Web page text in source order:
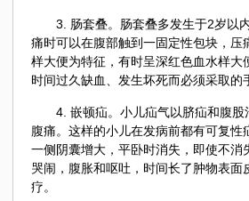
3. 肠套叠。肠套叠多发生于2岁以
痛时可以在腹部触到一固定性包块，
样大便为特征，有时呈深红色血水样
时间过久缺血、发生坏死而必须采取的
4. 嵌顿疝。小儿疝气以脐疝和腹
腹痛。这样的小儿在发病前都有可复
一侧阴囊增大，平卧时消失，即使不
哭闹，腹胀和呕吐，时间长了肿物表
疗。